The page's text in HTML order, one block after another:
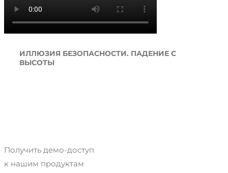
ИЛЛЮЗИЯ БЕЗОПАСНОСТИ. ПАДЕНИЕ С
ВЫСОТЫ
Получить демо-доступ
к нашим продуктам